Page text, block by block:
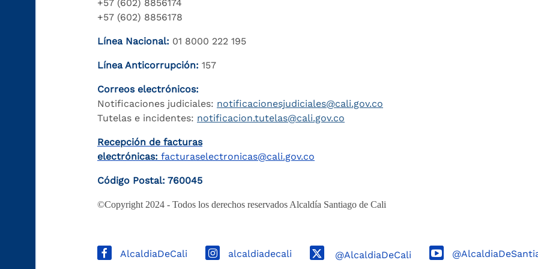
+57 (602) 8856174
+57 (602) 8856178
Línea Nacional: 01 8000 222 195
Línea Anticorrupción: 157
Correos electrónicos:
Notificaciones judiciales: notificacionesjudiciales@cali.gov.co
Tutelas e incidentes: notificacion.tutelas@cali.gov.co
Recepción de facturas
electrónicas: facturaselectronicas@cali.gov.co
Código Postal: 760045
©Copyright 2024 - Todos los derechos reservados Alcaldía Santiago de Cali
AlcaldiaDeCali alcaldiadecali @AlcaldiaDeCali